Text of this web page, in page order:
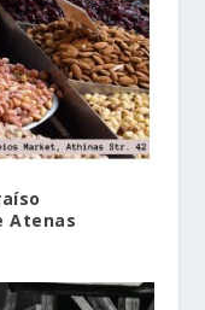
Atenas